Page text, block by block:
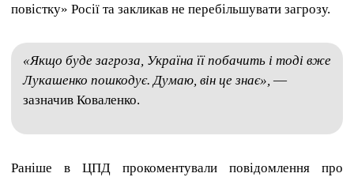
повістку» Росії та закликав не перебільшувати загрозу.
«Якщо буде загроза, Україна її побачить і тоді вже
Лукашенко пошкодує. Думаю, він це знає», —
зазначив Коваленко.
Раніше в ЦПД прокоментували повідомлення про